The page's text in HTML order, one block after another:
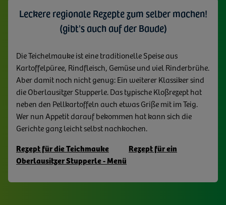
Leckere regionale Rezepte zum selber machen!
(gibt's auch auf der Baude)
Die Teichelmauke ist eine traditionelle Speise aus
Kartoffelpüree, Rindfleisch, Gemüse und viel Rinderbrühe.
Aber damit noch nicht genug: Ein weiterer Klassiker sind
die Oberlausitzer Stupperle. Das typische Kloßrezept hat
neben den Pellkartoffeln auch etwas Griße mit im Teig.
Wer nun Appetit darauf bekommen hat kann sich die
Gerichte ganz leicht selbst nachkochen.
Rezept für die Teichmauke
Rezept für ein
Oberlausitzer Stupperle - Menü